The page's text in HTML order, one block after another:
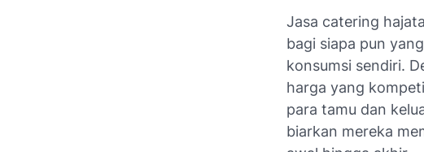
Jasa catering
bagi siapa pun
konsumsi sendiri.
harga yang
para tamu dan
biarkan mereka